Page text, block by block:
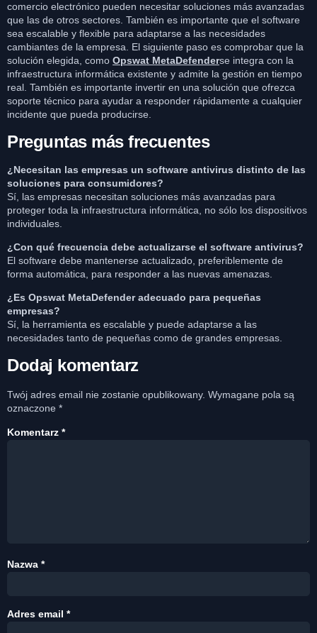
comercio electrónico pueden necesitar soluciones más avanzadas
que las de otros sectores. También es importante que el software
sea escalable y flexible para adaptarse a las necesidades
cambiantes de la empresa. El siguiente paso es comprobar que la
solución elegida, como Opswat MetaDefenderse integra con la
infraestructura informática existente y admite la gestión en tiempo
real. También es importante invertir en una solución que ofrezca
soporte técnico para ayudar a responder rápidamente a cualquier
incidente que pueda producirse.
Preguntas más frecuentes
¿Necesitan las empresas un software antivirus distinto de las
soluciones para consumidores?
Sí, las empresas necesitan soluciones más avanzadas para
proteger toda la infraestructura informática, no sólo los dispositivos
individuales.
¿Con qué frecuencia debe actualizarse el software antivirus?
El software debe mantenerse actualizado, preferiblemente de
forma automática, para responder a las nuevas amenazas.
¿Es Opswat MetaDefender adecuado para pequeñas
empresas?
Sí, la herramienta es escalable y puede adaptarse a las
necesidades tanto de pequeñas como de grandes empresas.
Dodaj komentarz
Twój adres email nie zostanie opublikowany. Wymagane pola są
oznaczone *
Komentarz *
Nazwa *
Adres email *